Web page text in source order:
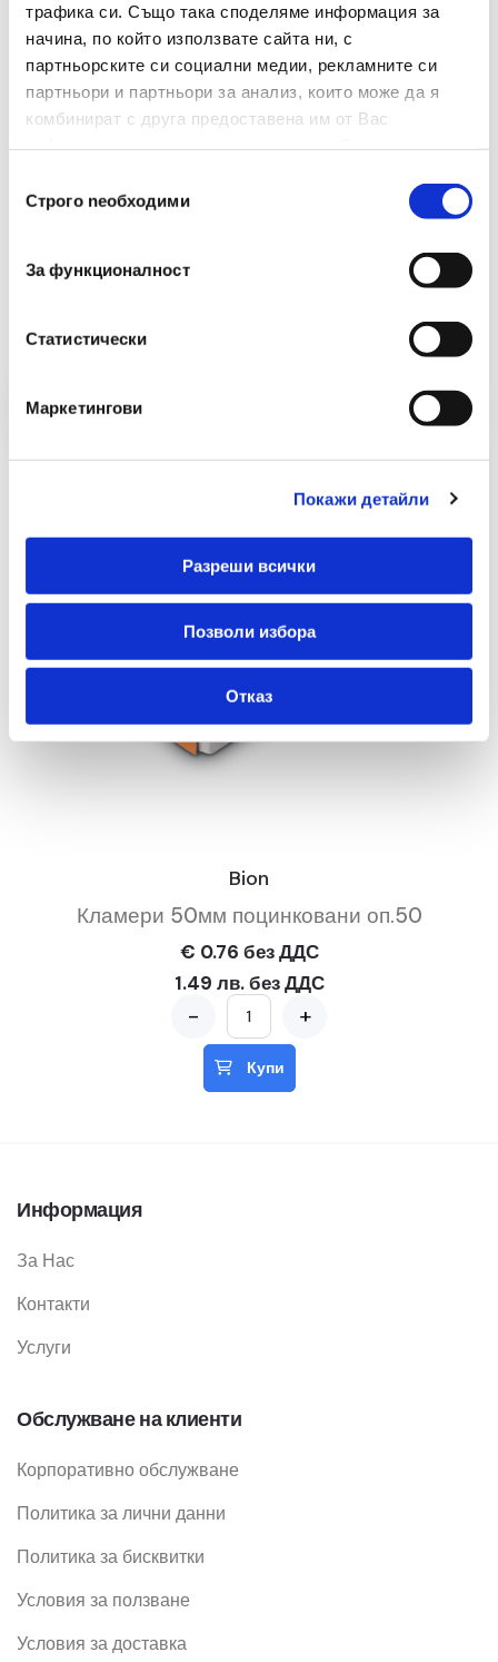
трафика си. Също така споделяме информация за
начина, по който използвате сайта ни, с
партньорските си социални медии, рекламните си
партньори и партньори за анализ, които може да я
комбинират с друга предоставена им от Вас
наСтрого nеобходими
За функционалност
Статистически
Маркетингови
Покажи детайли
Разреши всички
Позволи избора
Отказ
Съдържание На Каучук(%) 100%
Препоръчани Продукти
Bion
Кламери 50мм поцинковани оп.50
€ 0.76 без ДДС
1.49 лв. без ДДС
- +
Купи
Информация
За Нас
Контакти
Услуги
Обслужване на клиенти
Корпоративно обслужване
Политика за лични данни
Политика за бисквитки
Условия за ползване
Условия за доставка